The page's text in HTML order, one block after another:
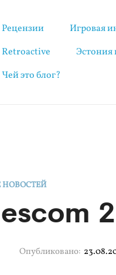
Рецензии Игровая
Retroactive
Эстония
Чей это блог?
Опубликовано: